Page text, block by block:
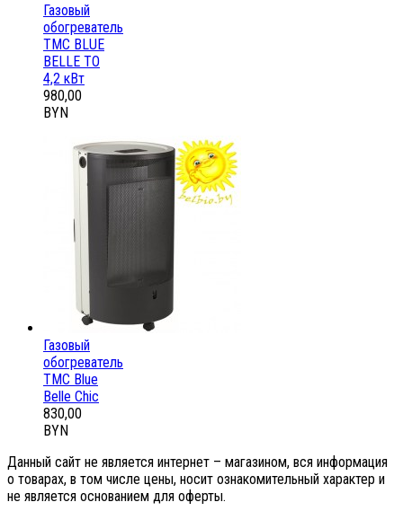
Газовый
обогреватель
ТМС BLUE
BELLE ТО
4,2 кВт
980,00
BYN
Газовый
обогреватель
ТМС Blue
Belle Chic
830,00
BYN
Данный сайт не является интернет – магазином, вся информация
о товарах, в том числе цены, носит ознакомительный характер и
не является основанием для оферты.